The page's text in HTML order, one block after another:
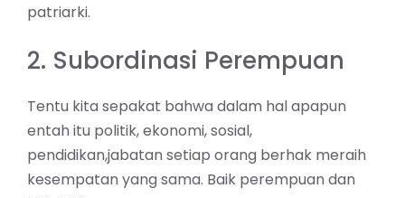
patriarki.
2. Subordinasi Perempuan
Tentu kita sepakat bahwa dalam hal apapun
entah itu politik, ekonomi, sosial,
pendidikan,jabatan setiap orang berhak meraih
kesempatan yang sama. Baik perempuan dan